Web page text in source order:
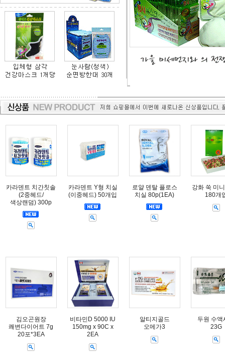
카라덴트 치간칫솔
(2중헤드/
색상랜덤) 300p
카라덴트 Y형 치실
(이중헤드) 50개입
로얄 덴탈 플로스
치실 80p(1EA)
강화 쑥 미
180개
김오곤원장
쾌변다이어트 7g
20포*3EA
비타민D 5000 IU
150mg x 90C x
2EA
알티지골드
오메가3
두원 수액
23G